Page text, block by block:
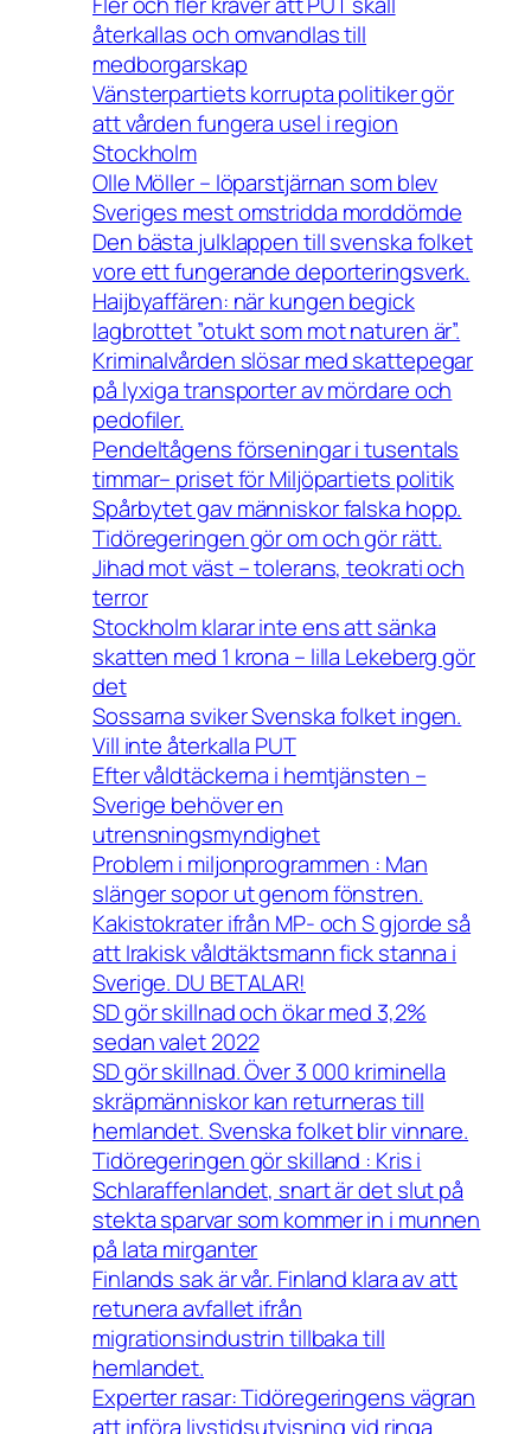
återkallas och omvandlas till
medborgarskap
Vänsterpartiets korrupta politiker gör
att vården fungera usel i region
Stockholm
Olle Möller – löparstjärnan som blev
Sveriges mest omstridda morddömde
Den bästa julklappen till svenska folket
vore ett fungerande deporteringsverk.
Haijbyaffären: när kungen begick
lagbrottet ”otukt som mot naturen är”.
Kriminalvården slösar med skattepegar
på lyxiga transporter av mördare och
pedofiler.
Pendeltågens förseningar i tusentals
timmar– priset för Miljöpartiets politik
Spårbytet gav människor falska hopp.
Tidöregeringen gör om och gör rätt.
Jihad mot väst – tolerans, teokrati och
terror
Stockholm klarar inte ens att sänka
skatten med 1 krona – lilla Lekeberg gör
det
Sossarna sviker Svenska folket ingen.
Vill inte återkalla PUT
Efter våldtäckerna i hemtjänsten –
Sverige behöver en
utrensningsmyndighet
Problem i miljonprogrammen : Man
slänger sopor ut genom fönstren.
Kakistokrater ifrån MP- och S gjorde så
att Irakisk våldtäktsmann fick stanna i
Sverige. DU BETALAR!
SD gör skillnad och ökar med 3,2%
sedan valet 2022
SD gör skillnad. Över 3 000 kriminella
skräpmänniskor kan returneras till
hemlandet. Svenska folket blir vinnare.
Tidöregeringen gör skilland : Kris i
Schlaraffenlandet, snart är det slut på
stekta sparvar som kommer in i munnen
på lata mirganter
Finlands sak är vår. Finland klara av att
retunera avfallet ifrån
migrationsindustrin tillbaka till
hemlandet.
Experter rasar: Tidöregeringens vägran
att införa livstidsutvisning vid ringa